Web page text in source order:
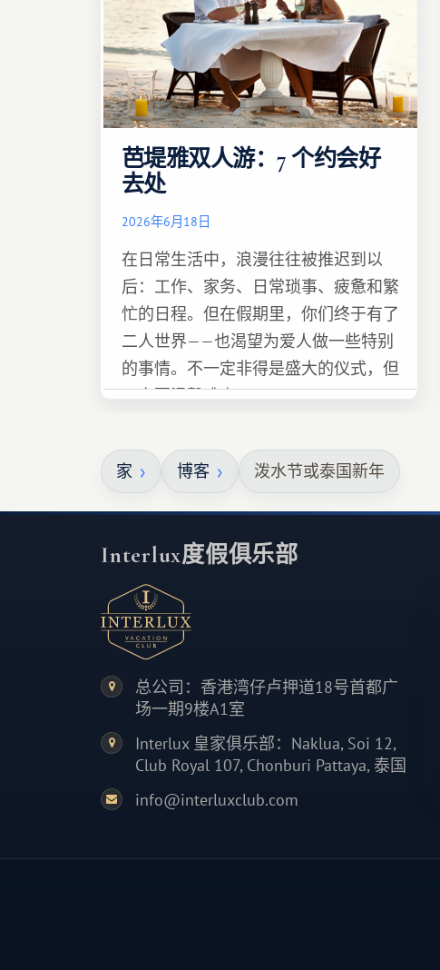
芭堤雅双人游：7 个约会好
去处
2026年6月18日
在日常生活中，浪漫往往被推迟到以
后：工作、家务、日常琐事、疲惫和繁
忙的日程。但在假期里，你们终于有了
二人世界——也渴望为爱人做一些特别
的事情。不一定非得是盛大的仪式，但
一定要温馨难忘 :)
家 博客 泼水节或泰国新年
Interlux度假俱乐部
总公司：香港湾仔卢押道18号首都广
场一期9楼A1室
Interlux 皇家俱乐部：Naklua, Soi 12,
Club Royal 107, Chonburi Pattaya, 泰国
info@interluxclub.com